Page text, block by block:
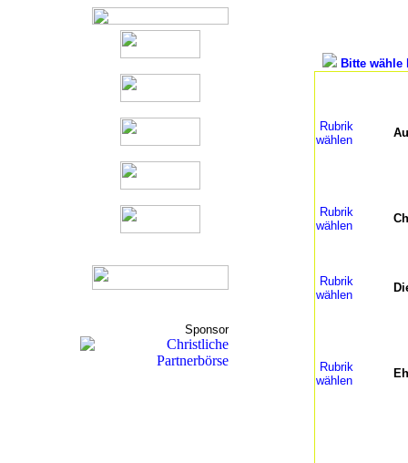
Sponsor
Bitte wähle
Rubrik
wählen
Rubrik
wählen
Rubrik
wählen
Rubrik
wählen